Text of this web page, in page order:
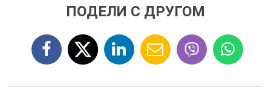
ПОДЕЛИ С ДРУГОМ